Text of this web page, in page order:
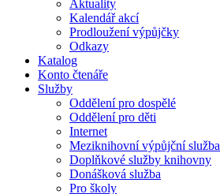
Aktuality
Kalendář akcí
Prodloužení výpůjčky
Odkazy
Katalog
Konto čtenáře
Služby
Oddělení pro dospělé
Oddělení pro děti
Internet
Meziknihovní výpůjční služba
Doplňkové služby knihovny
Donášková služba
Pro školy